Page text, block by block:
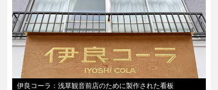
伊良コーラ：浅草観音前店のために製作された看板